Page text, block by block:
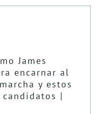
James
encarnar al
y estos
|